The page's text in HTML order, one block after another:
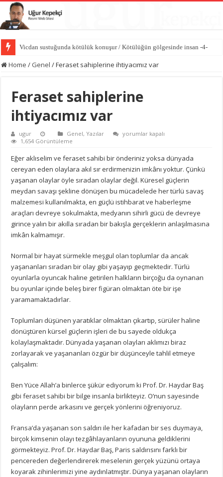
Vicdan sustuğunda kötülük konuşur / Kötülüğün gölgesinde insan -4-
Hasedin ilk cinayeti / Kötülüğün gölgesinde insan -3-
Home / Genel /Feraset sahiplerine ihtiyacımız var
Feraset sahiplerine
ihtiyacımız var
ugur Genel,Yazılar
Feraset
var
için
yorumlar kapalı
1,654 Görüntüleme
Eğer aklıselim ve feraset sahibi bir önderiniz yoksa dünyada
cereyan eden olaylara akıl sır erdirmenizin imkânı yoktur. Çünkü
yaşanan olaylar öyle sıradan olaylar değil. Küresel güçlerin
meydan savaşı şekline dönüşen bu mücadelede her türlü savaş
malzemesi kullanılmakta, en güçlü istihbarat ve haberleşme
araçları devreye sokulmakta, medyanın sihirli gücü de devreye
girince yalın bir akılla sıradan bir bakışla gerçeklerin anlaşılmasına
imkân kalmamışır.
Normal bir hayat sürmekle meşgul olan toplumlar da ancak
yaşananları sıradan bir olay gibi yaşayıp geçmektedir. Türlü
oyunlarla oyuncak haline getirilen halkların birçoğu da oynanan
bu oyunlar içinde beleş birer figüran olmaktan öte bir işe
yaramamaktadırlar.
Toplumları düşünen yaratıklar olmaktan çıkartıp, sürüler haline
dönüştüren kürsel güçlerin işleri de bu sayede oldukça
kolaylaşmaktadır. Dünyada yaşanan olayları aklımızı biraz
zorlayarak ve yaşananları özgür bir düşünceyle tahlil etmeye
çalışalım:
Ben Yüce Allah’a binlerce şükür ediyorum ki Prof. Dr. Haydar Baş
gibi feraset sahibi bir bilge insanla birlikteyiz. O’nun sayesinde
olayların perde arkasını ve gerçek yönlerini öğreniyoruz.
Fransa’da yaşanan son saldırı ile her kafadan bir ses duymaya,
birçok kimsenin olayı tezgâhlayanların oyununa geldiklerini
görmekteyiz. Prof. Dr. Haydar Baş, Paris saldırısını farklı bir
pencereden değerlendirerek meselenin gerçek yüzünü ortaya
koyarak zihinlerimizi yine aydınlatmıştır. Dünya yaşanan olayların